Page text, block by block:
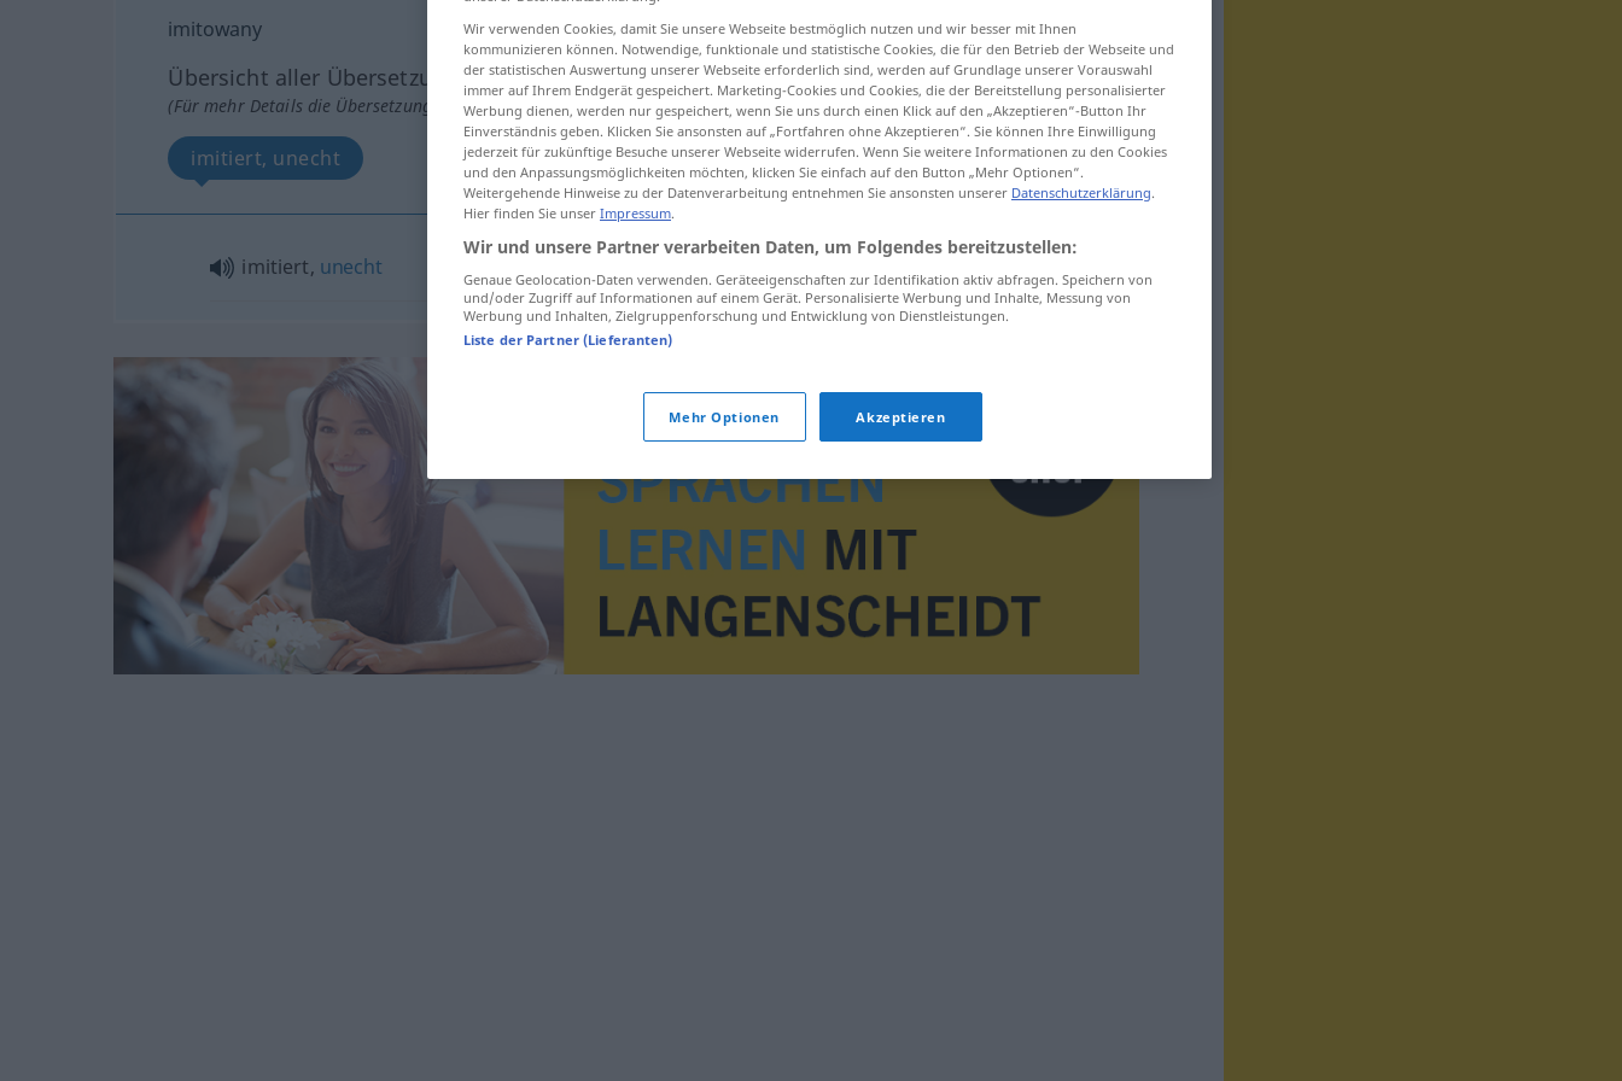
imitowany
Übersicht aller Übersetzungen
(Für mehr Details die Übersetzung anklicken/antippen)
imitiert, unecht
imitiert, unecht
Wir verwenden Cookies, damit Sie unsere Webseite bestmöglich nutzen und wir besser mit Ihnen
kommunizieren können. Notwendige, funktionale und statistische Cookies, die für den Betrieb der Webseite und
der statistischen Auswertung unserer Webseite erforderlich sind, werden auf Grundlage unserer Vorauswahl
immer auf Ihrem Endgerät gespeichert. Marketing-Cookies und Cookies, die der Bereitstellung personalisierter
Werbung dienen, werden nur gespeichert, wenn Sie uns durch einen Klick auf den „Akzeptieren“-Button Ihr
Einverständnis geben. Klicken Sie ansonsten auf „Fortfahren ohne Akzeptieren“. Sie können Ihre Einwilligung
jederzeit für zukünftige Besuche unserer Webseite widerrufen. Wenn Sie weitere Informationen zu den Cookies
und den Anpassungsmöglichkeiten möchten, klicken Sie einfach auf den Button „Mehr Optionen“.
Weitergehende Hinweise zu der Datenverarbeitung entnehmen Sie ansonsten unserer Datenschutzerklärung.
Hier finden Sie unser Impressum.
Wir und unsere Partner verarbeiten Daten, um Folgendes bereitzustellen:
Genaue Geolocation-Daten verwenden. Geräteeigenschaften zur Identifikation aktiv abfragen. Speichern von
und/oder Zugriff auf Informationen auf einem Gerät. Personalisierte Werbung und Inhalte, Messung von
Werbung und Inhalten, Zielgruppenforschung und Entwicklung von Dienstleistungen.
Liste der Partner (Lieferanten)
Mehr Optionen Akzeptieren